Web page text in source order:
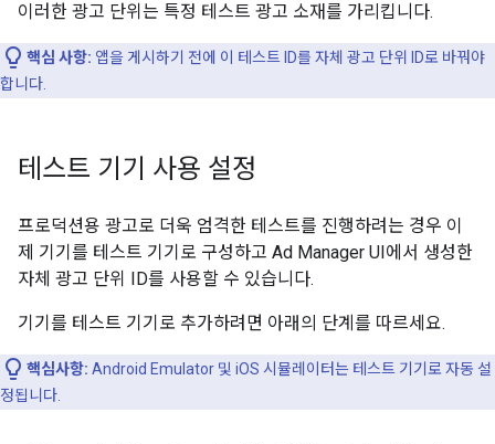
이러한 광고 단위는 특정 테스트 광고 소재를 가리킵니다.
핵심 사항: 앱을 게시하기 전에 이 테스트 ID를 자체 광고 단위 ID로 바꿔야
합니다.
테스트 기기 사용 설정
프로덕션용 광고로 더욱 엄격한 테스트를 진행하려는 경우 이
제 기기를 테스트 기기로 구성하고 Ad Manager UI에서 생성한
자체 광고 단위 ID를 사용할 수 있습니다.
기기를 테스트 기기로 추가하려면 아래의 단계를 따르세요.
핵심사항: Android Emulator 및 iOS 시뮬레이터는 테스트 기기로 자동 설
정됩니다.